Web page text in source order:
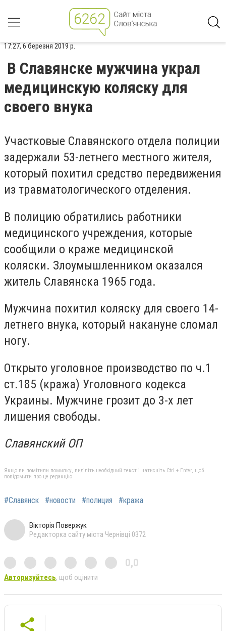
17:27, 6 березня 2019 р.
В Славянске мужчина украл
медицинскую коляску для
своего внука
Участковые Славянского отдела полиции
задержали 53-летнего местного жителя,
который похитил средство передвижения
из травматологического отделения.
В полицию обратились работники
медицинского учреждения, которые
сообщили о краже медицинской
коляски. Злоумышленником оказался
житель Славянска 1965 года.
Мужчина похитил коляску для своего 14-
летнего внука, который накануне сломал
ногу.
Открыто уголовное производство по ч.1
ст.185 (кража) Уголовного кодекса
Украины. Мужчине грозит до 3-х лет
лишения свободы.
Славянский ОП
Якщо ви помітили помилку, виділіть необхідний текст і натисніть Ctrl + Enter, щоб
повідомити про це редакцію
#Славянск #новости #полиция #кража
Вікторія Повержук
Редакторка сайту міста Чернівці 0372
0,0
Авторизуйтесь, щоб оцінити